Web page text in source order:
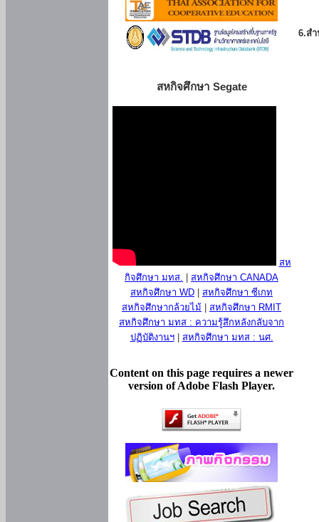
สหกิจศึกษา Segate
สห
กิจศึกษา มทส.
สหกิจศึกษา CANADA
สหกิจศึกษา WD
สหกิจศึกษา ซีเกท
สหกิจศึกษากล้วยไม้
สหกิจศึกษา RMIT
สหกิจศึกษา มทส : ความรู้สึกหลังกลับจาก
ปฏิบัติงานฯ| สหกิจศึกษา มทส : นศ.
Content on this page requires a newer
version of Adobe Flash Player.
6.ส